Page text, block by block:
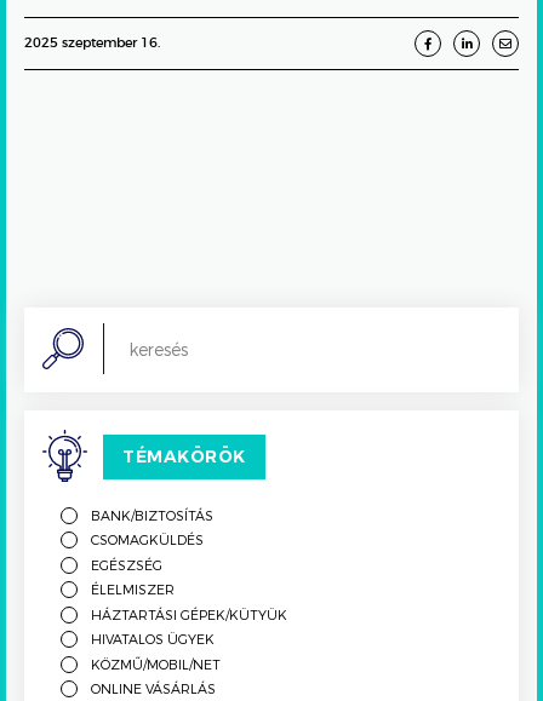
2025 szeptember 16.
Search
TÉMAKÖRÖK
BANK/BIZTOSÍTÁS
CSOMAGKÜLDÉS
EGÉSZSÉG
ÉLELMISZER
HÁZTARTÁSI GÉPEK/KÜTYÜK
HIVATALOS ÜGYEK
KÖZMŰ/MOBIL/NET
ONLINE VÁSÁRLÁS